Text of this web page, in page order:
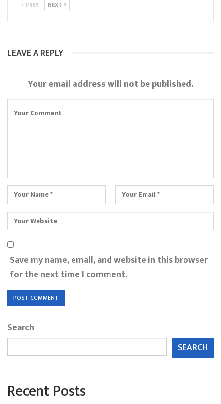
PREV NEXT
LEAVE A REPLY
Your email address will not be published.
Save my name, email, and website in this browser
for the next time I comment.
Search
SEARCH
Recent Posts